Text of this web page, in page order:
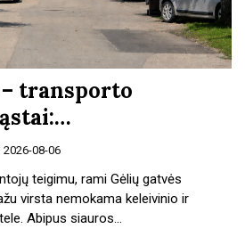
transporto
2026-08-06
teigimu, rami Gėlių gatvės
virsta nemokama keleivinio ir
Abipus siauros…